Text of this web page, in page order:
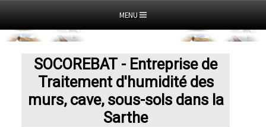
MENU
SOCOREBAT - Entreprise de
Traitement d'humidité des
murs, cave, sous-sols dans la
Sarthe